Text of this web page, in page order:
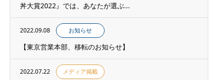
丼大賞2022』では、あなたが選ぶ...
2022.09.08 お知らせ
【東京営業本部、移転のお知らせ】
2022.07.22 メディア掲載